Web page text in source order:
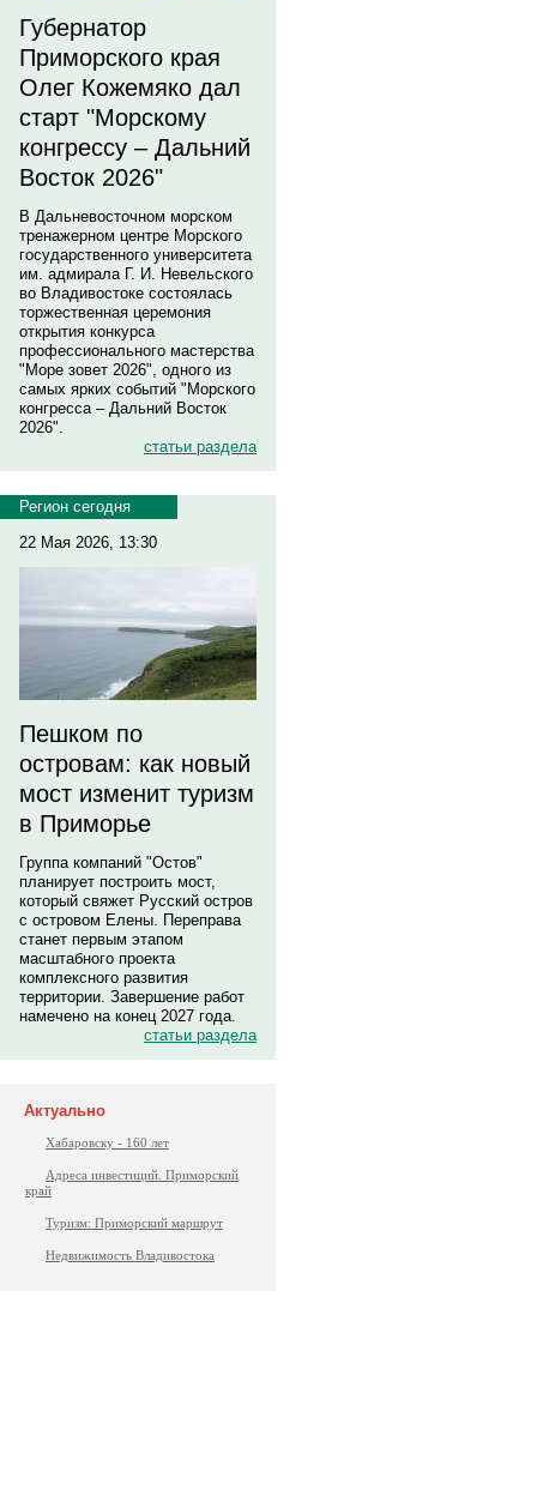
Губернатор
Приморского края
Олег Кожемяко дал
старт "Морскому
конгрессу – Дальний
Восток 2026"
В Дальневосточном морском
тренажерном центре Морского
государственного университета
им. адмирала Г. И. Невельского
во Владивостоке состоялась
торжественная церемония
открытия конкурса
профессионального мастерства
"Море зовет 2026", одного из
самых ярких событий "Морского
конгресса – Дальний Восток
2026".
статьи раздела
Регион сегодня
22 Мая 2026, 13:30
Пешком по
островам: как новый
мост изменит туризм
в Приморье
Группа компаний "Остов"
планирует построить мост,
который свяжет Русский остров
с островом Елены. Переправа
станет первым этапом
масштабного проекта
комплексного развития
территории. Завершение работ
намечено на конец 2027 года.
статьи раздела
Актуально
Хабаровску - 160 лет
Адреса инвестиций. Приморский
край
Туризм: Приморский маршрут
Недвижимость Владивостока